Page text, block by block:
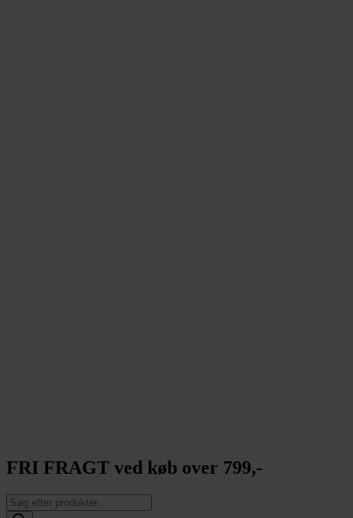
FRI FRAGT ved køb over 799,-
Products
search